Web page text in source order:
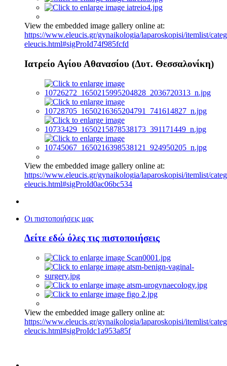
View the embedded image gallery online at:
https://www.eleucis.gr/gynaikologia/laparoskopisi/itemlist/
eleucis.html#sigProId74f985fcfd
Ιατρείο Αγίου Αθανασίου (Δυτ. Θεσσαλονίκη)
View the embedded image gallery online at:
https://www.eleucis.gr/gynaikologia/laparoskopisi/itemlist/
eleucis.html#sigProId0ac06bc534
Οι πιστοποιήσεις μας
Δείτε εδώ όλες τις πιστοποιήσεις
View the embedded image gallery online at:
https://www.eleucis.gr/gynaikologia/laparoskopisi/itemlist/
eleucis.html#sigProIdc1a953a85f